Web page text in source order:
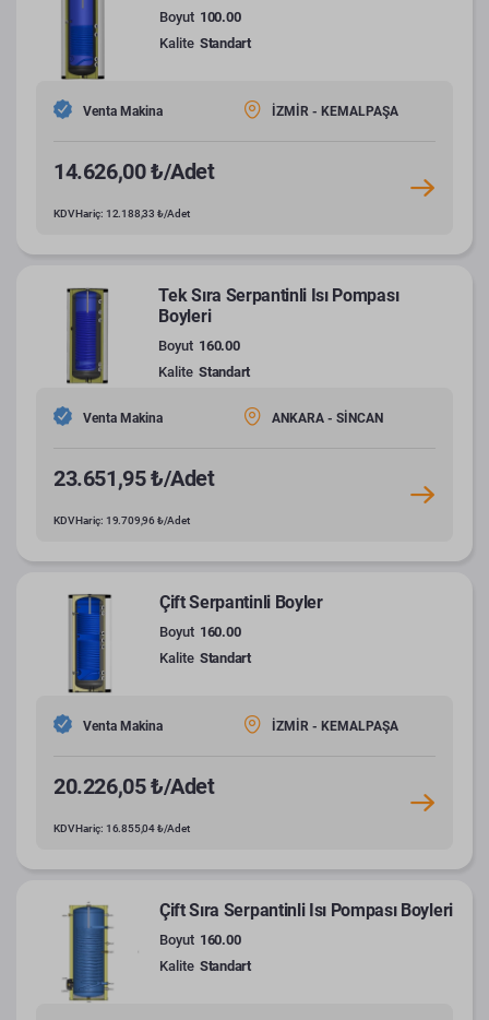
Boyut 100.00
Kalite Standart
Venta Makina İZMİR - KEMALPAŞA
14.626,00 ₺/Adet
KDV Hariç: 12.188,33 ₺/Adet
Tek Sıra Serpantinli Isı Pompası
Boyleri
Boyut 160.00
Kalite Standart
Venta Makina ANKARA - SİNCAN
23.651,95 ₺/Adet
KDV Hariç: 19.709,96 ₺/Adet
Çift Serpantinli Boyler
Boyut 160.00
Kalite Standart
Venta Makina İZMİR - KEMALPAŞA
20.226,05 ₺/Adet
KDV Hariç: 16.855,04 ₺/Adet
Çift Sıra Serpantinli Isı Pompası Boyleri
Boyut 160.00
Kalite Standart